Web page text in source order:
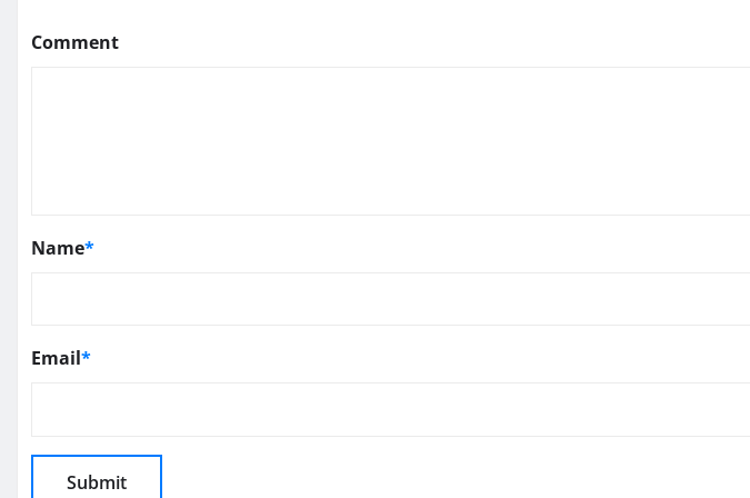
Comment
Name*
Email*